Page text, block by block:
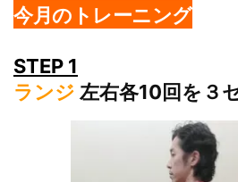
今月のトレーニング
STEP 1
ランジ 左右各10回を３